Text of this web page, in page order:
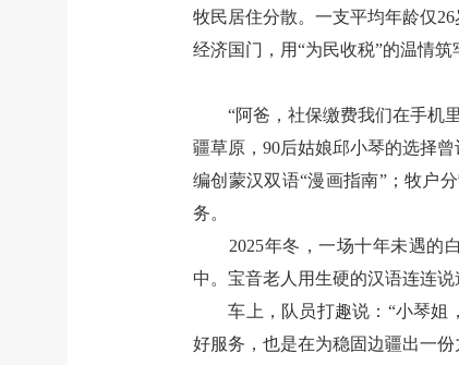
牧民居住分散。一支平均年龄仅
经济国门，用“为民收税”的温情
“阿爸，社保缴费我们在手机
疆草原，90后姑娘邱小琴的选择
编创蒙汉双语“漫画指南”；牧户
务。
2025年冬，一场十年未遇的
中。宝音老人用生硬的汉语连连
车上，队员打趣说：“小琴姐
好服务，也是在为稳固边疆出一份